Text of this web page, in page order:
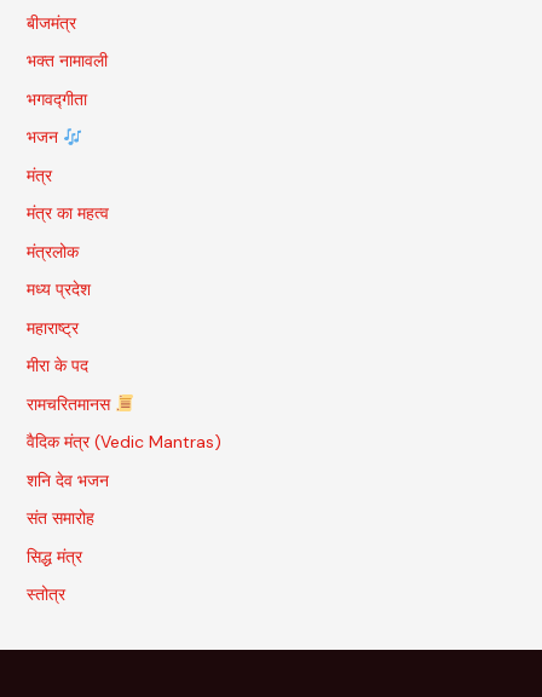
बीजमंत्र
भक्त नामावली
भगवद्गीता
भजन
मंत्र
मंत्र का महत्व
मंत्रलोक
मध्य प्रदेश
महाराष्ट्र
मीरा के पद
रामचरितमानस
वैदिक मंत्र (Vedic Mantras)
शनि देव भजन
संत समारोह
सिद्ध मंत्र
स्तोत्र